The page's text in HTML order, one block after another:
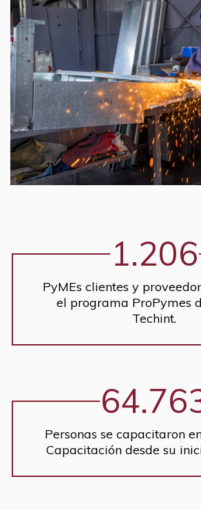
1.206
PyMEs clientes y
el programa ProPymes
Techint.
Personas se capacitaron
Capacitación desde su